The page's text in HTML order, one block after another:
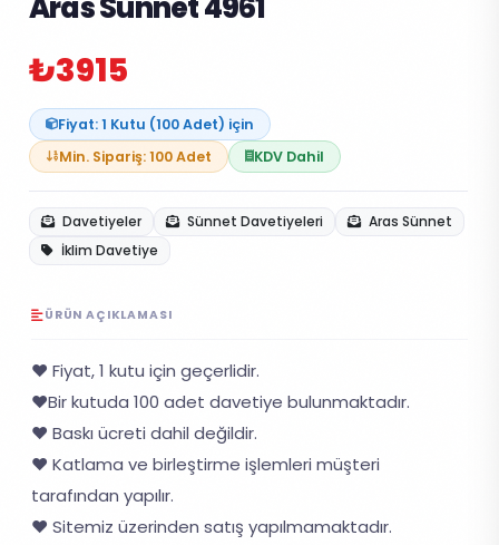
₺3915
Fiyat: 1 Kutu (100 Adet) için
Min. Sipariş: 100 Adet
KDV Dahil
Davetiyeler Sünnet Davetiyeleri
Aras Sünnet
İklim Davetiye
ÜRÜN AÇIKLAMASI
❤️ Fiyat, 1 kutu için geçerlidir.
❤️Bir kutuda 100 adet davetiye bulunmaktadır.
❤️ Baskı ücreti dahil değildir.
❤️ Katlama ve birleştirme işlemleri müşteri
tarafından yapılır.
❤️ Sitemiz üzerinden satış yapılmamaktadır.